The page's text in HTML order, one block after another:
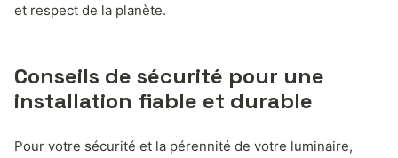
et respect de la planète.
Conseils de sécurité pour une
installation fiable et durable
Pour votre sécurité et la pérennité de votre luminaire,